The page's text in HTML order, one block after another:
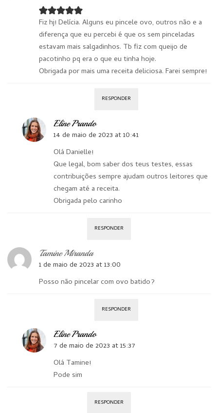
Fiz hj! Delícia. Alguns eu pincele ovo, outros não e a
diferença que eu percebi é que os sem pinceladas
estavam mais salgadinhos. Tb fiz com queijo de
pacotinho pq era o que eu tinha hoje.
Obrigada por mais uma receita deliciosa. Farei sempre!
RESPONDER
Eline Prando
14 de maio de 2023 at 10:41
Olá Danielle!
Que legal, bom saber dos teus testes, essas
contribuições sempre ajudam outros leitores que
chegam até a receita.
Obrigada pelo carinho
RESPONDER
Tamine Miranda
1 de maio de 2023 at 13:00
Posso não pincelar com ovo batido?
RESPONDER
Eline Prando
7 de maio de 2023 at 15:37
Olá Tamine!
Pode sim
RESPONDER